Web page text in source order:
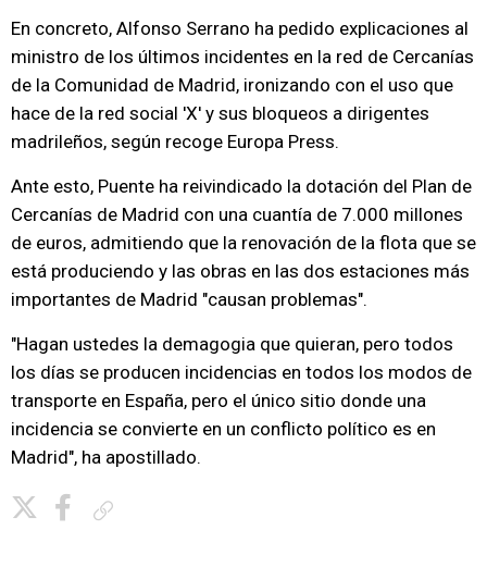
En concreto, Alfonso Serrano ha pedido explicaciones al
ministro de los últimos incidentes en la red de Cercanías
de la Comunidad de Madrid, ironizando con el uso que
hace de la red social 'X' y sus bloqueos a dirigentes
madrileños, según recoge Europa Press.
Ante esto, Puente ha reivindicado la dotación del Plan de
Cercanías de Madrid con una cuantía de 7.000 millones
de euros, admitiendo que la renovación de la flota que se
está produciendo y las obras en las dos estaciones más
importantes de Madrid "causan problemas".
"Hagan ustedes la demagogia que quieran, pero todos
los días se producen incidencias en todos los modos de
transporte en España, pero el único sitio donde una
incidencia se convierte en un conflicto político es en
Madrid", ha apostillado.